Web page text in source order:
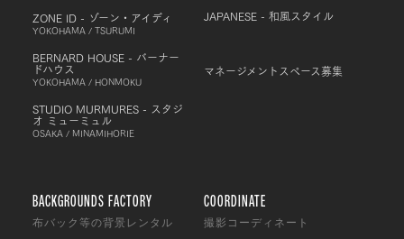
ZONE ID - ゾーン・アイディ
YOKOHAMA / TSURUMI
BERNARD HOUSE - バーナー
ドハウス
YOKOHAMA / HONMOKU
STUDIO MURMURES - スタジ
オ ミューミュル
OSAKA / MINAMIHORIE
JAPANESE - 和風スタイル
マネージメントスペース募集
BACKGROUNDS FACTORY
布バック等の背景レンタル
COORDINATE
撮影コーディネート